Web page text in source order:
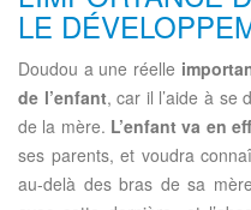
LE
Doudou a une réelle
de l’enfant, car il l’aide à se
de la mère. L’enfant va en
ses parents, et voudra
au-delà des bras de sa